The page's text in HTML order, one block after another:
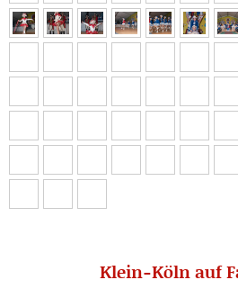
Klein-Köln auf